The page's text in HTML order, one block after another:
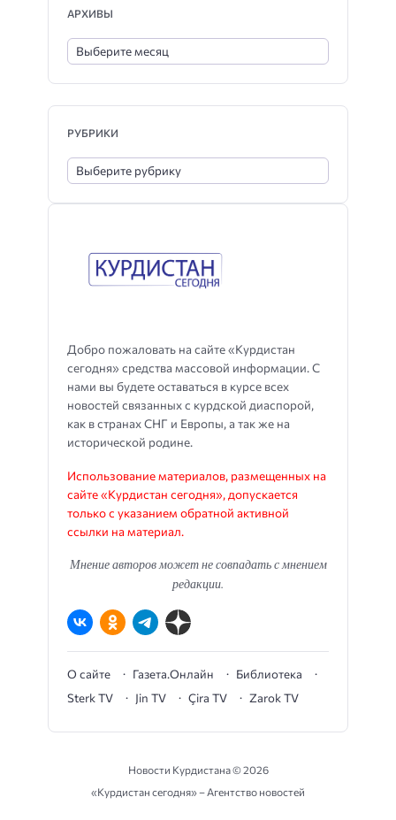
Добро пожаловать на сайте «Курдистан
сегодня» средства массовой информации. С
нами вы будете оставаться в курсе всех
новостей связанных с курдской диаспорой,
как в странах СНГ и Европы, а так же на
исторической родине.
Использование материалов, размещенных на
сайте «Курдистан сегодня», допускается
только с указанием обратной активной
ссылки на материал.
Мнение авторов может не совпадать с мнением
редакции.
О сайте Газета.Онлайн
Библиотека
Sterk TV
Jin TV Çira TV Zarok TV
АРХИВЫ
РУБРИКИ
Новости Курдистана ©2026
«Курдистан сегодня» – Агентство новостей